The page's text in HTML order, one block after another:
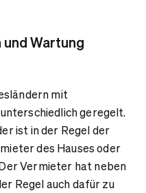
Wartung
mit
geregelt.
ist in der Regel der
des Hauses oder
Vermieter hat neben
Regel auch dafür zu